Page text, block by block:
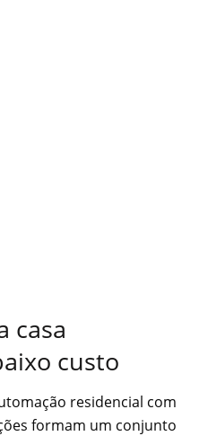
casa
custo
residencial com
formam um conjunto